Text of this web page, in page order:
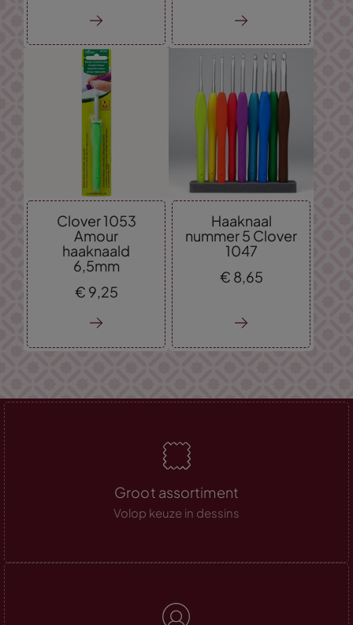
Clover 1053
Amour
haaknaald
6,5mm
€ 9, 25
Haaknaal
nummer 5 Clover
1047
€ 8, 65
Groot assortiment
Volop keuze in dessins